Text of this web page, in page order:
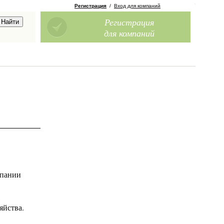
Регистрация / Вход для компаний
Регистрация
для компаний